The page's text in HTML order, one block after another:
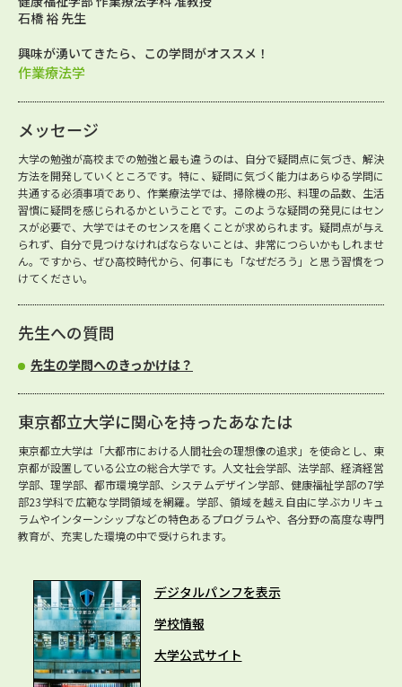
石橋 裕 先生
興味が湧いてきたら、この学問がオススメ！
作業療法学
メッセージ
大学の勉強が高校までの勉強と最も違うのは、自分で疑問点に気づき、解決
方法を開発していくところです。特に、疑問に気づく能力はあらゆる学問に
共通する必須事項であり、作業療法学では、掃除機の形、料理の品数、生活
習慣に疑問を感じられるかということです。このような疑問の発見にはセン
スが必要で、大学ではそのセンスを磨くことが求められます。疑問点が与え
られず、自分で見つけなければならないことは、非常につらいかもしれませ
ん。ですから、ぜひ高校時代から、何事にも「なぜだろう」と思う習慣をつ
けてください。
先生への質問
先生の学問へのきっかけは？
東京都立大学に関心を持ったあなたは
東京都立大学は「大都市における人間社会の理想像の追求」を使命とし、東
京都が設置している公立の総合大学です。人文社会学部、法学部、経済経営
学部、理学部、都市環境学部、システムデザイン学部、健康福祉学部の7学
部23学科で広範な学問領域を網羅。学部、領域を越え自由に学ぶカリキュ
ラムやインターンシップなどの特色あるプログラムや、各分野の高度な専門
教育が、充実した環境の中で受けられます。
デジタルパンフを表示
学校情報
大学公式サイト